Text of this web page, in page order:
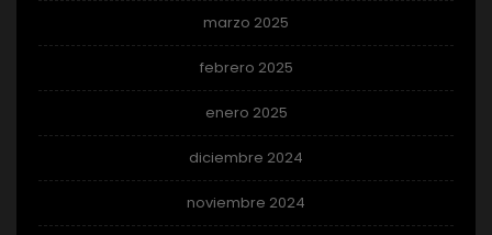
marzo 2025
febrero 2025
enero 2025
diciembre 2024
noviembre 2024